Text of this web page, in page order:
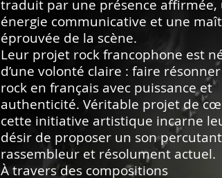
traduit par une présence affirmée,
énergie communicative et une
éprouvée de la scène.
Leur projet rock francophone est
d’une volonté claire : faire
rock en français avec puissance et
authenticité. Véritable projet de
cette initiative artistique incarne
désir de proposer un son
rassembleur et résolument actuel.
À travers des compositions